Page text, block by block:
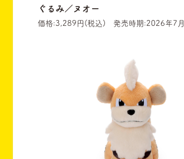
ぐるみ／ヌオー
価格:3,289円(税込) 発売時期:2026年7月